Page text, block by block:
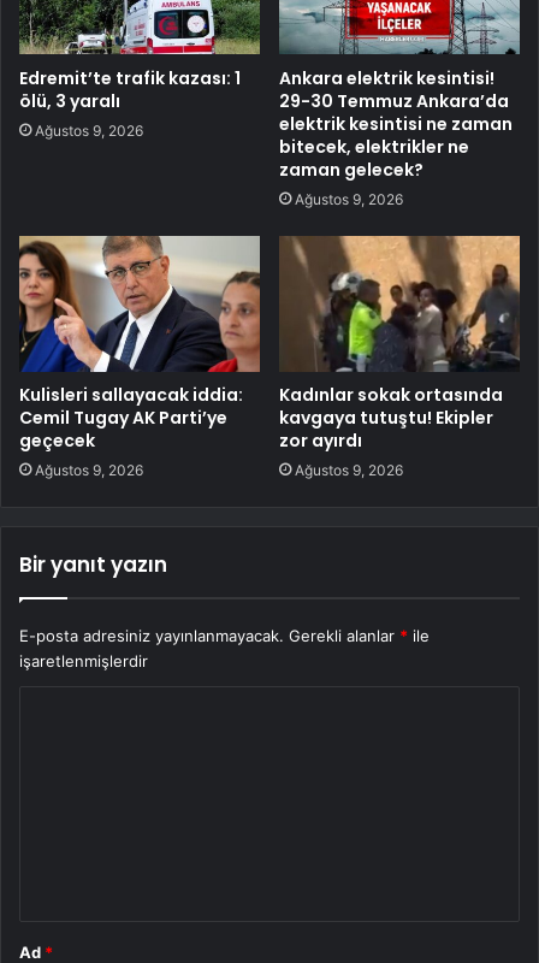
Edremit’te trafik kazası: 1
ölü, 3 yaralı
Ağustos 9, 2026
Ankara elektrik kesintisi!
29-30 Temmuz Ankara’da
elektrik kesintisi ne zaman
bitecek, elektrikler ne
zaman gelecek?
Ağustos 9, 2026
Kulisleri sallayacak iddia:
Cemil Tugay AK Parti’ye
geçecek
Ağustos 9, 2026
Kadınlar sokak ortasında
kavgaya tutuştu! Ekipler
zor ayırdı
Ağustos 9, 2026
Bir yanıt yazın
E-posta adresiniz yayınlanmayacak. Gerekli alanlar * ile
işaretlenmişlerdir
Ad *